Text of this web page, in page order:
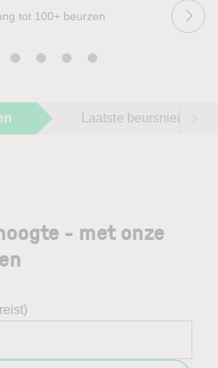
tot 100+ beurzen
Laatste beursnieuws
- met onze